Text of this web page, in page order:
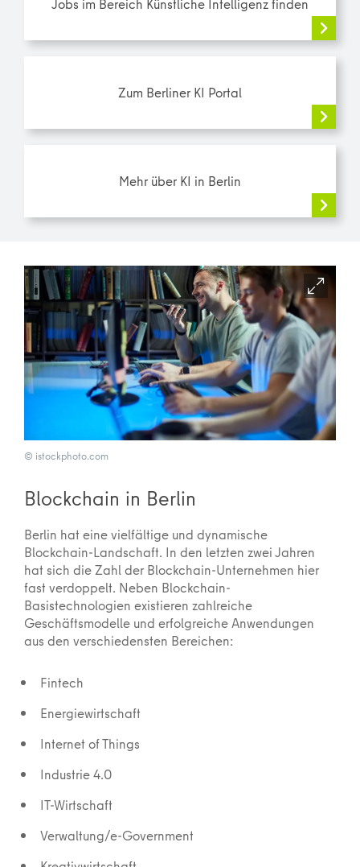
Zum Berliner KI Portal
Mehr über KI in Berlin
© istockphoto.com
Blockchain in Berlin
Berlin hat eine vielfältige und dynamische
Blockchain-Landschaft. In den letzten zwei Jahren
hat sich die Zahl der Blockchain-Unternehmen hier
fast verdoppelt. Neben Blockchain-
Basistechnologien existieren zahlreiche
Geschäftsmodelle und erfolgreiche Anwendungen
aus den verschiedensten Bereichen:
Fintech
Energiewirtschaft
Internet of Things
Industrie 4.0
IT-Wirtschaft
Verwaltung/e-Government